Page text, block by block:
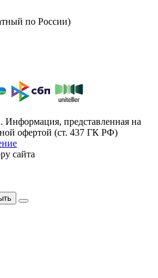
по России)
представленная на
офертой (ст. 437 ГК РФ)
сайта